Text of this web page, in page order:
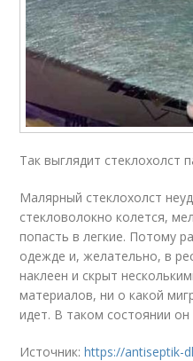
Так выглядит стеклохолст
Малярный стеклохолст
стекловолокно колется,
попасть в легкие. Потому
одежде и, желательно, в
наклеен и скрыт
материалов, ни о какой
идет. В таком состоянии
Источник:https://antiseptik-